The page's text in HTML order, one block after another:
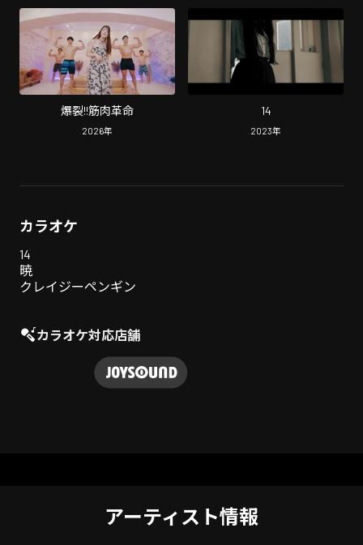
爆裂!!筋肉革命
2026年
14
2023年
カラオケ
14
暁
クレイジーペンギン
カラオケ対応店舗
アーティスト情報